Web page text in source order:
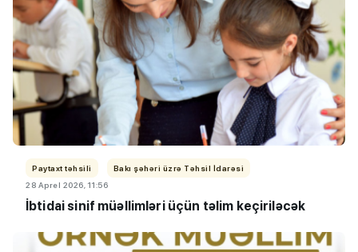
Paytaxt təhsili
Bakı şəhəri üzrə Təhsil İdarəsi
28 Aprel 2026, 11:56
İbtidai sinif müəllimləri üçün təlim keçiriləcək